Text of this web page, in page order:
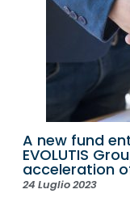
A new fund
EVOLUTIS
acceleration
24 Luglio 2023